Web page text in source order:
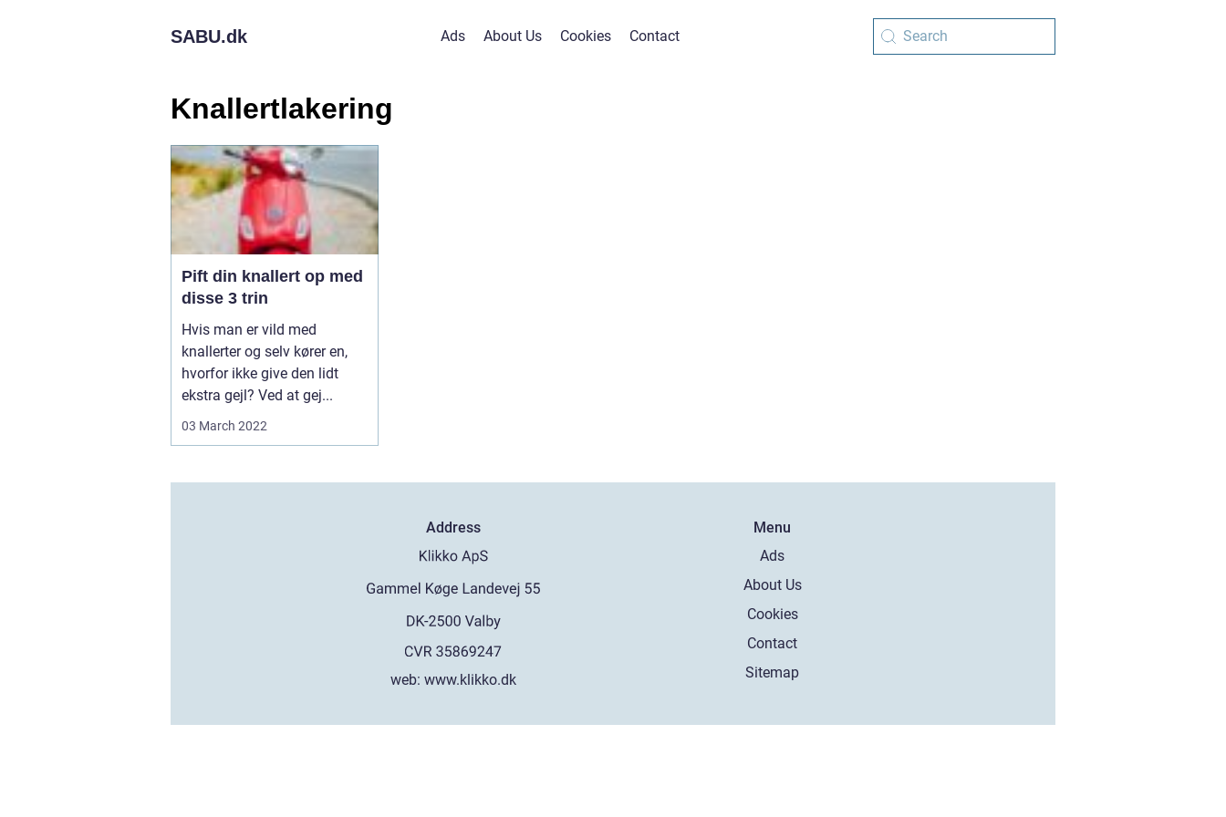
SABU.dk Ads About Us Cookies Contact
Knallertlakering
Pift din knallert op med
disse 3 trin
Hvis man er vild med
knallerter og selv kører en,
hvorfor ikke give den lidt
ekstra gejl? Ved at gej...
03 March 2022
Address
web:www.klikko.dk
Menu
Ads
About Us
Cookies
Contact
Sitemap